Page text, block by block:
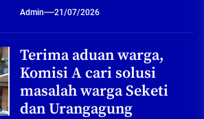
Admin 21/07/2026
Terima aduan warga,
Komisi A cari solusi
masalah warga Seketi
dan Urangagung